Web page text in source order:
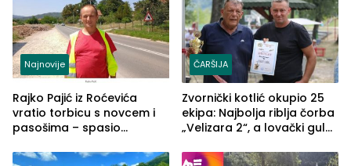
Najnovije
Rajko Pajić iz Roćevića
vratio torbicu s novcem i
pasošima – spasio
Grčkoj
ČARŠIJA
Zvornički kotlić okupio 25
ekipa: Najbolja riblja čorba
„Velizara 2“, a lovački gulaš